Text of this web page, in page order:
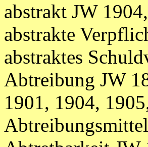
abstrakt JW
abstrakte
abstraktes
Abtreibung JW
1901, 1904,